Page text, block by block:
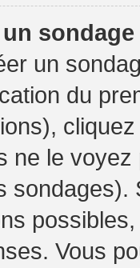
sondage
un
du
ne le
Vous